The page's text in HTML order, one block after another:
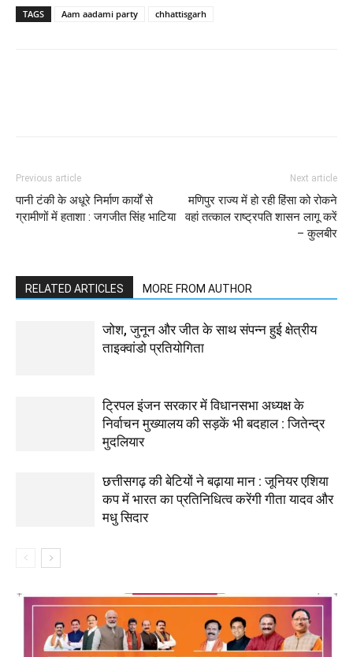
TAGS Aam aadami party chhattisgarh
Previous article
पानी टंकी के अधूरे निर्माण कार्यों से
ग्रामीणों में हताशा : जगजीत सिंह भाटिया
Next article
मणिपुर राज्य में हो रही हिंसा को रोकने
वहां तत्काल राष्ट्रपति शासन लागू करें
– कुलबीर
RELATED ARTICLES MORE FROM AUTHOR
जोश, जुनून और जीत के साथ संपन्न हुई क्षेत्रीय
ताइक्वांडो प्रतियोगिता
ट्रिपल इंजन सरकार में विधानसभा अध्यक्ष के
निर्वाचन मुख्यालय की सड़कें भी बदहाल : जितेन्द्र
मुदलियार
छत्तीसगढ़ की बेटियों ने बढ़ाया मान : जूनियर एशिया
कप में भारत का प्रतिनिधित्व करेंगी गीता यादव और
मधु सिदार